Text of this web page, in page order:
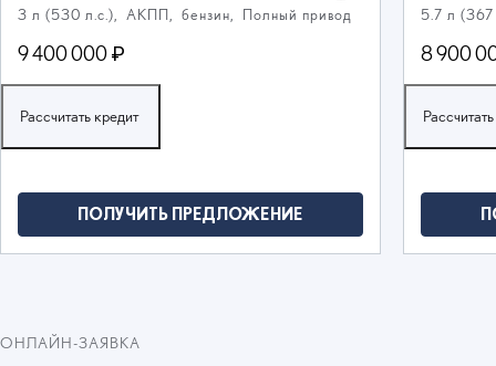
3 л (530 л.с.), АКПП, бензин, Полный привод
9 400 000 ₽
Рассчитать кредит
ПОЛУЧИТЬ ПРЕДЛОЖЕНИЕ
5.7 л
8 900
ОНЛАЙН-ЗАЯВКА